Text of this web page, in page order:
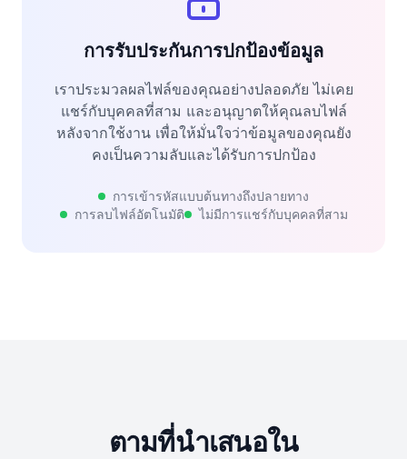
การรับประกันการปกป้องข้อมูล
เราประมวลผลไฟล์ของคุณอย่างปลอดภัย ไม่เคย
แชร์กับบุคคลที่สาม และอนุญาตให้คุณลบไฟล์
หลังจากใช้งาน เพื่อให้มั่นใจว่าข้อมูลของคุณยัง
คงเป็นความลับและได้รับการปกป้อง
การเข้ารหัสแบบต้นทางถึงปลายทาง
การลบไฟล์อัตโนมัติ
ไม่มีการแชร์กับบุคคลที่สาม
ตามที่นำเสนอใน